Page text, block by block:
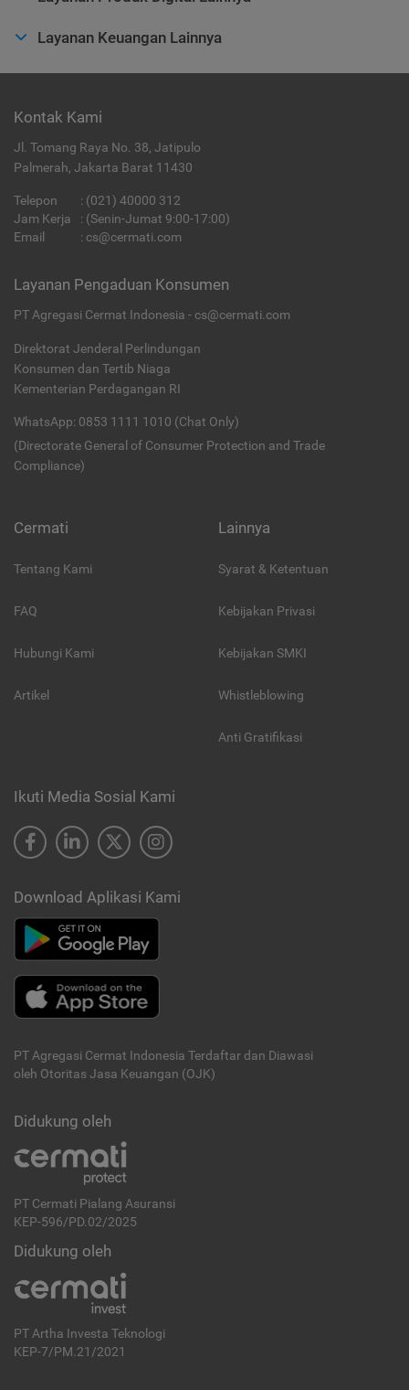
Layanan Keuangan Lainnya
Kontak Kami
Jl. Tomang Raya No. 38, Jatipulo
Palmerah, Jakarta Barat 11430
Telepon : (021) 40000 312
Jam Kerja
: (Senin-Jumat 9:00-17:00)
Email
: cs@cermati.com
Layanan Pengaduan Konsumen
PT Agregasi Cermat Indonesia - cs@cermati.com
Direktorat Jenderal Perlindungan
Konsumen dan Tertib Niaga
Kementerian Perdagangan RI
WhatsApp: 0853 1111 1010 (Chat Only)
(Directorate General of Consumer Protection and Trade
Compliance)
Cermati
Tentang Kami
FAQ
Hubungi Kami
Artikel
Lainnya
Syarat & Ketentuan
Kebijakan Privasi
Kebijakan SMKI
Whistleblowing
Anti Gratifikasi
Ikuti Media Sosial Kami
Download Aplikasi Kami
PT Agregasi Cermat Indonesia Terdaftar dan Diawasi
oleh Otoritas Jasa Keuangan (OJK)
Didukung oleh
PT Cermati Pialang Asuransi
KEP-596/PD.02/2025
Didukung oleh
PT Artha Investa Teknologi
KEP-7/PM.21/2021